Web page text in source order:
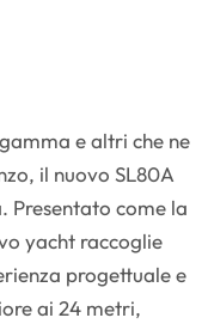
e altri che ne
il nuovo SL80A
Presentato come la
yacht raccoglie
progettuale e
ai 24 metri,